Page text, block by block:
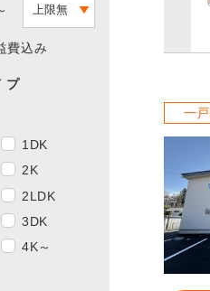
費込み
プ
1DK
2K
2LDK
3DK
4K～
一